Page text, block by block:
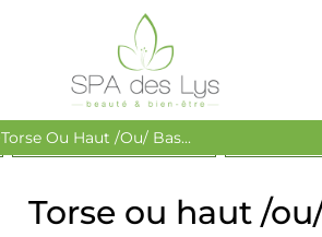
Torse Ou Haut /Ou/ Bas...
ACCOMPAGNEMENT SPORT
Torse ou haut /